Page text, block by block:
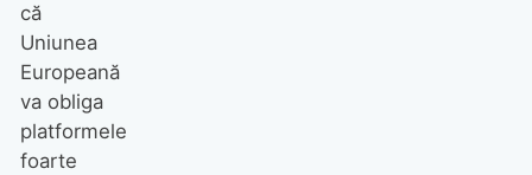
că
Uniunea
Europeană
va obliga
platformele
foarte